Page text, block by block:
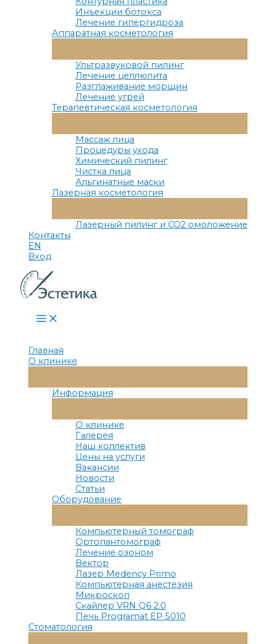
Инъекции ботокса
Лечение гипергидроза
Аппаратная косметология
Меню
Ультразвуковой пилинг
Лечение целлюлита
Разглаживание морщин
Лечение угрей
Терапевтическая косметология
Меню
Массаж лица
Процедуры ухода
Химический пилинг
Чистка лица
Альгинатные маски
Лазерная косметология
Меню
Лазерный пилинг и СО2 омоложение
Контакты
EN
Вход
Main
Menu
Главная
О клинике
Меню
Информация
Меню
О клинике
Галерея
Наш коллектив
Цены на услуги
Вакансии
Новости
Статьи
Оборудование
Меню
Компьютерный томограф
Ортопантомограф
Лечение озоном
Вектор
Лазер Medency Primo
Компьютерная анестезия
Микроскоп
Скайлер VRN Q6 2.0
Печь Programat EP 5010
Стоматология